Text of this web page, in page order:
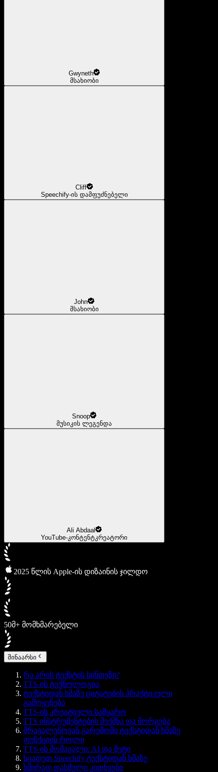
Gwyneth
მსახიობი
Cliff
Speechify-ის დამფუძნებელი
John
მსახიობი
Snoop
მუსიკის ლეგენდა
Ali Abdaal
YouTube-კონტენტკრეატორი
2025 წლის Apple-ის დიზაინის ჯილდო
50მ+ მომხმარებელი
შინაარსი
რა არის ტექსტის სინთეზი?
TTS-ის ტექნოლოგია
ტექსტიდან ხმაზე ციტატების პრაქტიკული
გამოყენება
TTS-ის კრეატიული სამყარო
TTS ინსტრუმენტების შექმნა და მორგება
მრავალენოვან გარემოში ტექსტიდან ხმაზე
ფუნქციის როლი
TTS-ის მომავალი: AI და მეტი
სცადეთ Speechify ტექსტიდან ხმაზე
ხშირად დასმული კითხვები